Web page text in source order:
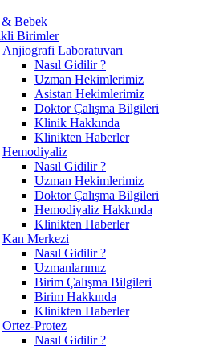
Bebek
Birimler
Anjiografi Laboratuvarı
Nasıl Gidilir ?
Uzman Hekimlerimiz
Asistan Hekimlerimiz
Doktor Çalışma Bilgileri
Klinik Hakkında
Klinikten Haberler
Hemodiyaliz
Nasıl Gidilir ?
Uzman Hekimlerimiz
Doktor Çalışma Bilgileri
Hemodiyaliz Hakkında
Klinikten Haberler
Kan Merkezi
Nasıl Gidilir ?
Uzmanlarımız
Birim Çalışma Bilgileri
Birim Hakkında
Klinikten Haberler
Ortez-Protez
Nasıl Gidilir ?